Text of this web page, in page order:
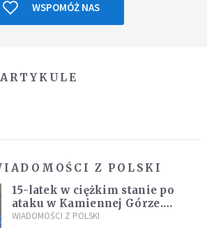
WSPOMÓŻ NAS
Z POLSKI
15-latek w ciężkim stanie po
ataku w Kamiennej Górze.
Policja zatrzymała dwóch
WIADOMOŚCI Z POLSKI